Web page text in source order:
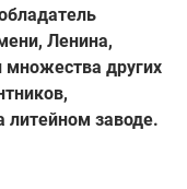
Ленина,
множества других
литейном заводе.